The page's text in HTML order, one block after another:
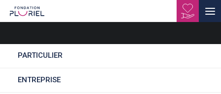
PARTICULIER
ENTREPRISE